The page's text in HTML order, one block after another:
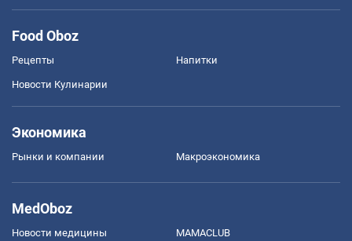
Food Oboz
Рецепты Напитки
Новости Кулинарии
Экономика
Рынки и компании Mакроэкономика
MedOboz
Новости медицины MAMACLUB